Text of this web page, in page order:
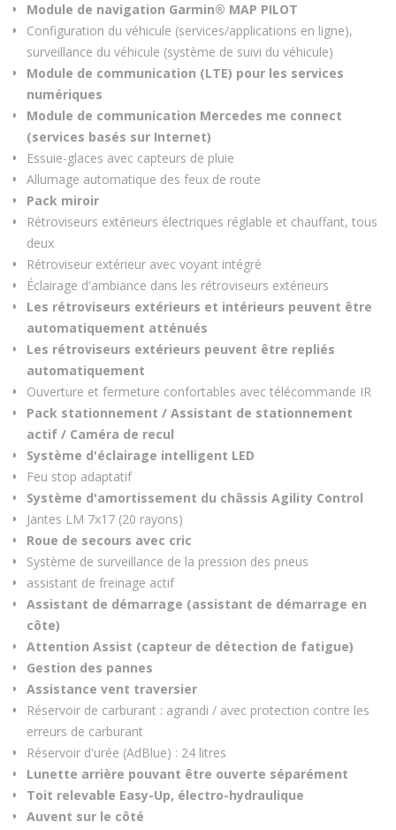
Module de navigation Garmin® MAP PILOT
Configuration du véhicule (services/applications en ligne),
surveillance du véhicule (système de suivi du véhicule)
Module de communication (LTE) pour les services
numériques
Module de communication Mercedes me connect
(services basés sur Internet)
Essuie-glaces avec capteurs de pluie
Allumage automatique des feux de route
Pack miroir
Rétroviseurs extérieurs électriques réglable et chauffant, tous
deux
Rétroviseur extérieur avec voyant intégré
Éclairage d'ambiance dans les rétroviseurs extérieurs
Les rétroviseurs extérieurs et intérieurs peuvent être
automatiquement atténués
Les rétroviseurs extérieurs peuvent être repliés
automatiquement
Ouverture et fermeture confortables avec télécommande IR
Pack stationnement / Assistant de stationnement
actif / Caméra de recul
Système d'éclairage intelligent LED
Feu stop adaptatif
Système d'amortissement du châssis Agility Control
Jantes LM 7x17 (20 rayons)
Roue de secours avec cric
Système de surveillance de la pression des pneus
assistant de freinage actif
Assistant de démarrage (assistant de démarrage en
côte)
Attention Assist (capteur de détection de fatigue)
Gestion des pannes
Assistance vent traversier
Réservoir de carburant : agrandi / avec protection contre les
erreurs de carburant
Réservoir d'urée (AdBlue) : 24 litres
Lunette arrière pouvant être ouverte séparément
Toit relevable Easy-Up, électro-hydraulique
Auvent sur le côté